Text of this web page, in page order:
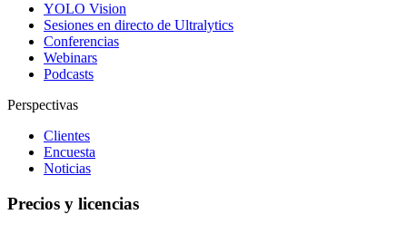
YOLO Vision
Sesiones en directo de Ultralytics
Conferencias
Webinars
Podcasts
Perspectivas
Clientes
Encuesta
Noticias
Precios y licencias